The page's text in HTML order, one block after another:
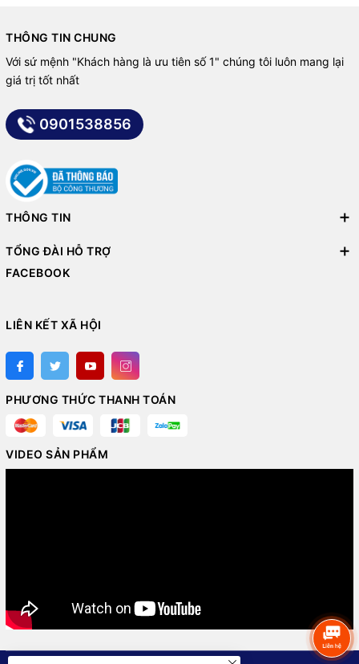
THÔNG TIN CHUNG
Với sứ mệnh "Khách hàng là ưu tiên số 1" chúng tôi luôn mang lại
giá trị tốt nhất
0901538856
THÔNG TIN
TỔNG ĐÀI HỖ TRỢ
FACEBOOK
LIÊN KẾT XÃ HỘI
PHƯƠNG THỨC THANH TOÁN
VIDEO SẢN PHẨM